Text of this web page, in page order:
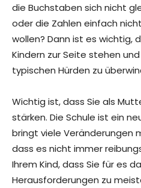
die Buchstaben sich nicht
oder die Zahlen einfach
wollen? Dann ist es wichtig,
Kindern zur Seite stehen
typischen Hürden zu
Wichtig ist, dass Sie als
stärken. Die Schule ist ein
bringt viele Veränderungen
dass es nicht immer
Ihrem Kind, dass Sie für es
Herausforderungen zu